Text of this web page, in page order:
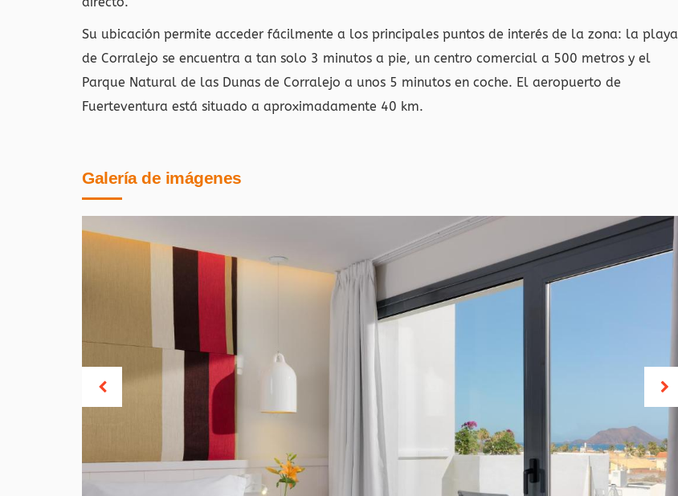
Su ubicación permite acceder fácilmente a los principales puntos de interés de la zona: la playa
de Corralejo se encuentra a tan solo 3 minutos a pie, un centro comercial a 500 metros y el
Parque Natural de las Dunas de Corralejo a unos 5 minutos en coche. El aeropuerto de
Fuerteventura está situado a aproximadamente 40 km.
Galería de imágenes